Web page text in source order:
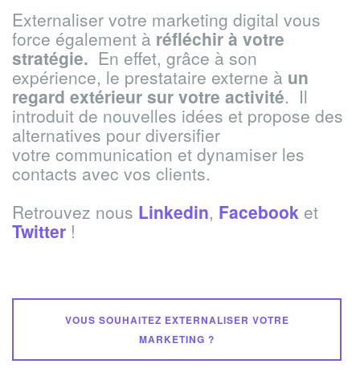
Externaliser votre marketing digital vous
force également à réfléchir à votre
stratégie. En effet, grâce à son
expérience, le prestataire externe à un
regard extérieur sur votre activité. Il
introduit de nouvelles idées et propose des
alternatives pour diversifier
votre communication et dynamiser les
contacts avec vos clients.
Retrouvez nous Linkedin, Facebook et
Twitter !
VOUS SOUHAITEZ EXTERNALISER VOTRE
MARKETING ?